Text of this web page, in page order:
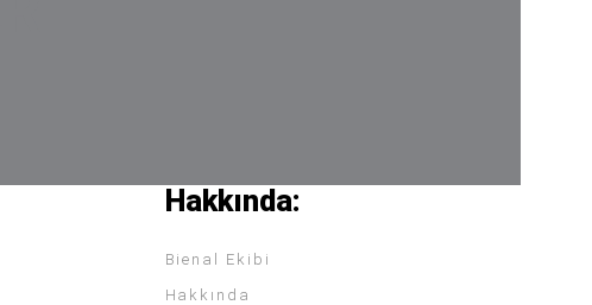
Hakkında:
Bienal Ekibi
Hakkında